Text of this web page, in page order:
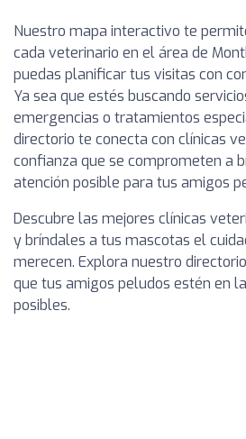
Nuestro mapa interactivo te
cada veterinario en el área de
puedas planificar tus visitas con
Ya sea que estés buscando
emergencias o tratamientos
directorio te conecta con clínicas
confianza que se comprometen a
atención posible para tus amigos
Descubre las mejores clínicas
y bríndales a tus mascotas el
merecen. Explora nuestro
que tus amigos peludos estén en
posibles.